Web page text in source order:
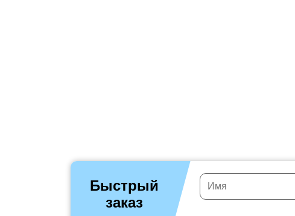
Быстрый
заказ